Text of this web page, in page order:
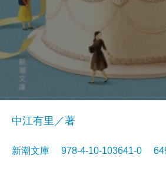
中江有里／著
新潮文庫 978-4-10-103641-0